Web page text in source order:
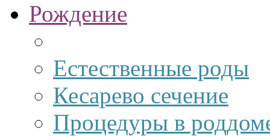
Рождение
Естественные роды
Кесарево сечение
Процедуры в